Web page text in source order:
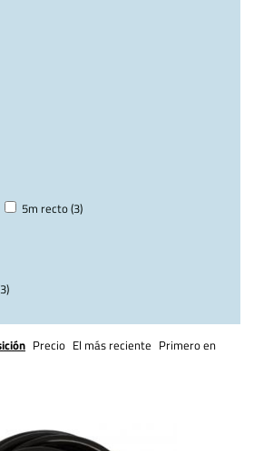
5m recto (3)
Precio El más reciente Primero en